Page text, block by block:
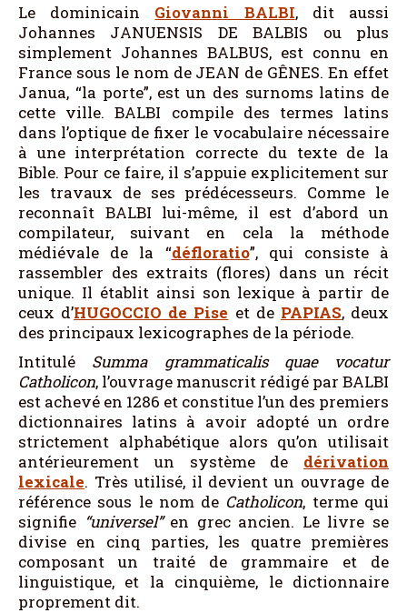
Le dominicain Giovanni BALBI, dit aussi
Johannes JANUENSIS DE BALBIS ou plus
simplement Johannes BALBUS, est connu en
France sous le nom de JEAN de GÊNES. En effet
Janua, “la porte”, est un des surnoms latins de
cette ville. BALBI compile des termes latins
dans l’optique de fixer le vocabulaire nécessaire
à une interprétation correcte du texte de la
Bible. Pour ce faire, il s’appuie explicitement sur
les travaux de ses prédécesseurs. Comme le
reconnaît BALBI lui-même, il est d’abord un
compilateur, suivant en cela la méthode
médiévale de la “défloratio”, qui consiste à
rassembler des extraits (flores) dans un récit
unique. Il établit ainsi son lexique à partir de
ceux d’HUGOCCIO de Pise et de PAPIAS, deux
des principaux lexicographes de la période.
Intitulé Summa grammaticalis quae vocatur
Catholicon, l’ouvrage manuscrit rédigé par BALBI
est achevé en 1286 et constitue l’un des premiers
dictionnaires latins à avoir adopté un ordre
strictement alphabétique alors qu’on utilisait
antérieurement un système de dérivation
lexicale. Très utilisé, il devient un ouvrage de
référence sous le nom de Catholicon, terme qui
signifie “universel”en grec ancien. Le livre se
divise en cinq parties, les quatre premières
composant un traité de grammaire et de
linguistique, et la cinquième, le dictionnaire
proprement dit.